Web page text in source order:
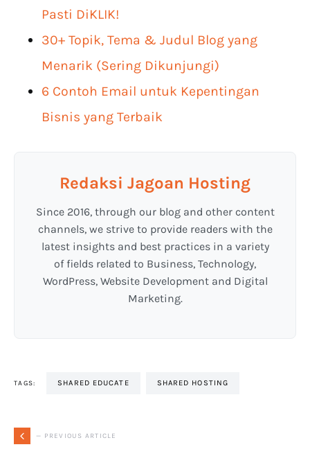
Pasti DiKLIK!
30+ Topik, Tema & Judul Blog yang
Menarik (Sering Dikunjungi)
6 Contoh Email untuk Kepentingan
Bisnis yang Terbaik
Redaksi Jagoan Hosting
Since 2016, through our blog and other content
channels, we strive to provide readers with the
latest insights and best practices in a variety
of fields related to Business, Technology,
WordPress, Website Development and Digital
Marketing.
TAGS: SHARED EDUCATE SHARED HOSTING
— PREVIOUS ARTICLE